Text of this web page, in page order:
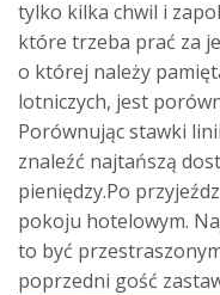
tylko kilka chwil i
które trzeba prać za
o której należy
lotniczych, jest
Porównując stawki
znaleźć najtańszą
pieniędzy.Po
pokoju hotelowym.
to być
poprzedni gość